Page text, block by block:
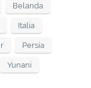
Belanda
Italia
Persia
Yunani